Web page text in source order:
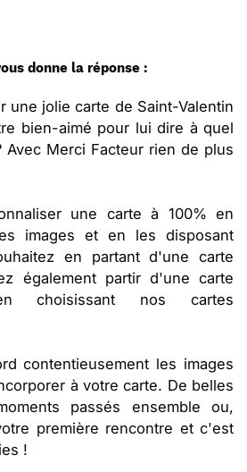
donne la réponse :
une jolie carte de Saint-Valentin
bien-aimé pour lui dire à quel
Avec Merci Facteur rien de plus
une carte à 100% en
images et en les disposant
en partant d'une carte
également partir d'une carte
choisissant nos cartes
contentieusement les images
à votre carte. De belles
passés ensemble ou,
première rencontre et c'est
!